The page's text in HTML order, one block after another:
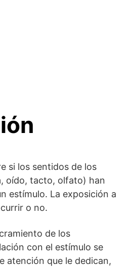
si los sentidos de los
oído, tacto, olfato) han
estímulo. La exposición a
o no.
de los
con el estímulo se
atención que le dedican,